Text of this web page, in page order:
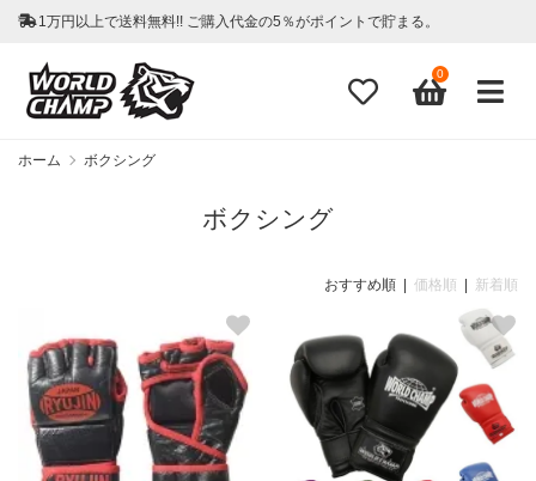
1万円以上で送料無料!! ご購入代金の5％がポイントで貯まる。
0
ホーム ボクシング
ボクシング
おすすめ順 | 価格順 新着順